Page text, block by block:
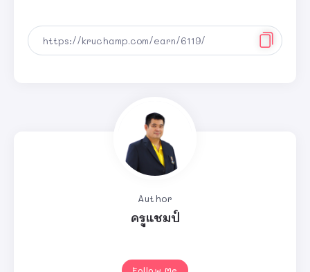
Author
ครูแชมป์
Follow Me